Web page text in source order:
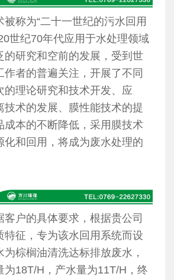
称为“二十一世纪的污水回用
世纪70年代应用于水处理领域
的研究和空前的发展，受到世
作者的普遍关注，开展了不同
的理论研究和技术开发、应
技术的发展、膜性能技术的提
成本的不断降低，采用膜技术
化和回用，将成为废水处理的
户的具体要求，根据贵公司
特征，专为该水回用系统而设
棕榈油清洗达标排放废水，
为18T/H，产水量为11T/H，终